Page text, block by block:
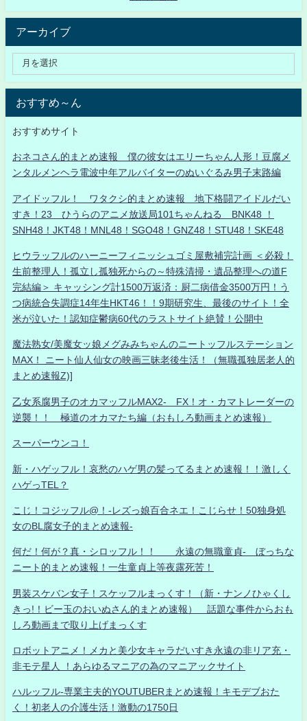
アーカイブ
おすすめ～ん
おすすめサイト
おネコさん的まとめ速報 僕の彼女はエリーちゃん人形！豆腐メ
ンタルメンヘラ電波中年アルバイターのぬいぐるみ男子末路編
アイドッフル！ ワタクシ的まとめ速報 地下格闘アイドルだい
すき！23 ひうらのアニメ放送局101ちゃんねる BNK48 ！
SNH48！JKT48！MNL48！SGO48！GNZ48！STU48！SKE48
ヒウラッフルのハーニーフィニッシュゴミ屋敷補完計画 ＜必殺！
生前整理人！孤立し孤独死からの～特殊清掃・遺品整理への道F
完結編＞ キャッシング計1500万返済：厨二病借金3500万円！う
つ病統合失調症14年生HKT46！！9期研究生、最後のサイト！全
米が泣いた！認知症鬱病60代のラストサイト絶賛！公開中
魔法熟女/美魔女ッ娘メグみみちゃんのニートッフルステーション
MAX！ ニート仙人仙女の映画三昧老後生活！（無職孤独居老人的
まとめ速報Z)]
乙女系腐男子のオカマッフルMAX2- FX！オ・カマトレーダーの
逆襲！！ 極道のオカマたち編（おもしろ動画まとめ速報）
スーパーウンコ！
新・ハゲッフル！哀愁のハゲ男の髪ってるまとめ速報！！激しく
ハゲっTEL？
こじ！コジッフル@！-レズっ娘百合ネエ！こじらせ！50独身処
女のBL腐女子的まとめ速報-
何だ！何が？真・シロッフル！！ 永遠の無職童貞- ぼっちな
ニート的まとめ速報！一生童貞上等夜露死苦！
男装スケバン女子！スケッフルまっくす！（新・ナンノひゃくし
きっ!！ビー玉のおいぬさん的まとめ速報） 話題な事件からおも
しろ動画まで取り上げまっくす
ロボットアニメ！メカと美少女キャラだいすき永遠の非リア充・
非モテ星人 ！あらゆるマニアの為のマニアックサイト
ハルッフル-専業主夫的YOUTUBERまとめ速報！キモデブおた
く！初老人の介護生活！激動の1750日